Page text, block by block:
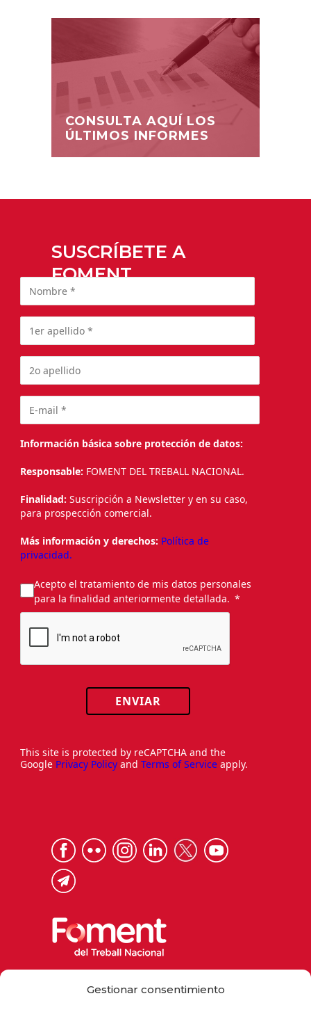
Gestionar consentimiento
CONSULTA AQUÍ LOS
ÚLTIMOS INFORMES
SUSCRÍBETE A
FOMENT
Información básica sobre protección de datos:
Responsable: FOMENT DEL TREBALL NACIONAL.
Finalidad: Suscripción a Newsletter y en su caso,
para prospección comercial.
Más información y derechos: Política de
privacidad.
Acepto el tratamiento de mis datos personales
para la finalidad anteriormente detallada.
ENVIAR
This site is protected by reCAPTCHA and the
Google Privacy Policy and Terms of Service apply.